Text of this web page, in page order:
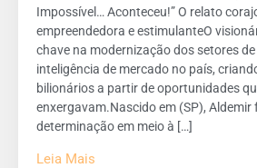
Impossível… Aconteceu!” O relato
empreendedora e estimulanteO
chave na modernização dos setores de
inteligência de mercado no país,
bilionários a partir de oportunidades
enxergavam.Nascido em (SP), Aldemir
determinação em meio à […]
Leia Mais